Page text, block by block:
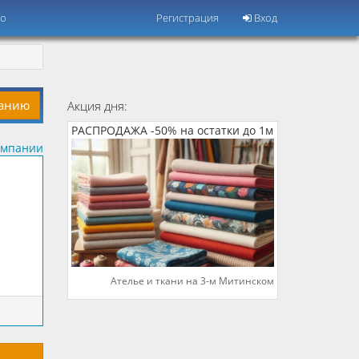
Регистрация Вход
Акция дня:
РАСПРОДАЖА -50% на остатки до 1м
Ателье и ткани на 3-м Митинском